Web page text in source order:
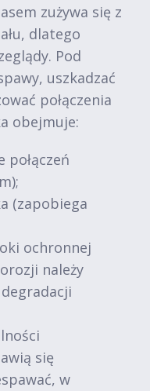
zużywa się z
dlatego
Pod
uszkadzać
połączenia
obejmuje:
połączeń
(zapobiega
ochronnej
należy
się
w